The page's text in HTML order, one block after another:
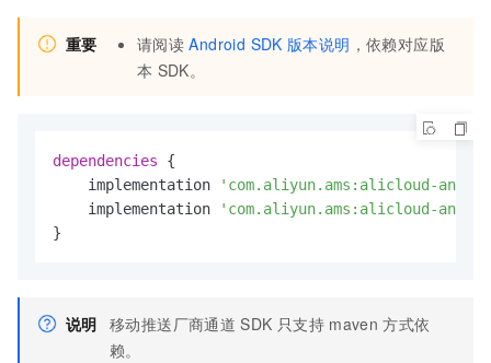
重要 请阅读 Android SDK 版本说明 ，依赖对应版
本 SDK。
dependencies {
    implementation
'com.aliyun.ams:alicloud-
    implementation
'com.aliyun.ams:alicloud-
}
说明 移动推送厂商通道 SDK 只支持 maven 方式依
赖。